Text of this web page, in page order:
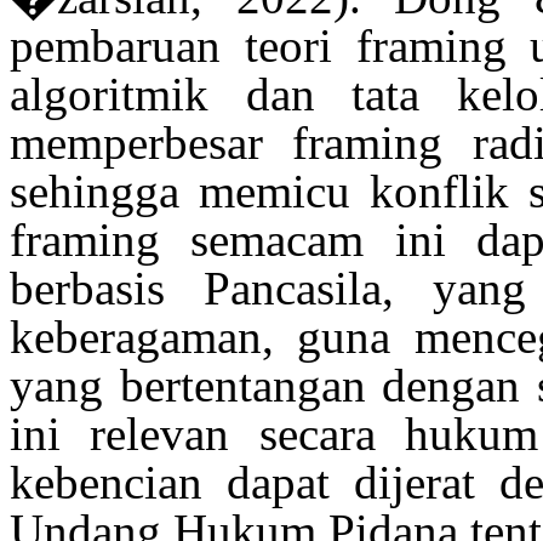
pembaruan teori framing
algoritmik dan tata
memperbesar framing
sehingga memicu konflik
framing semacam ini
berbasis Pancasila,
keberagaman, guna
yang bertentangan dengan
ini
relevan secara hukum
kebencian dapat dijerat
Undang Hukum Pidana